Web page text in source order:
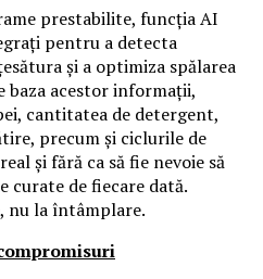
prestabilite, funcția AI
pentru a detecta
și a optimiza spălarea
baza acestor informații,
cantitatea de detergent,
precum și ciclurile de
și fără ca să fie nevoie să
curate de fiecare dată.
nu la întâmplare.